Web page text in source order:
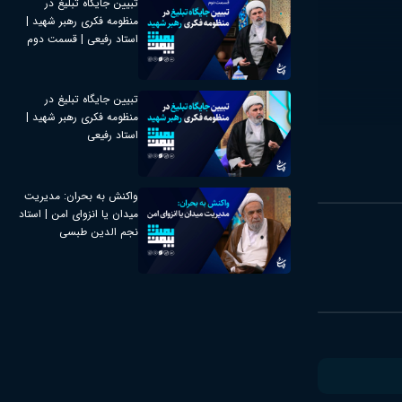
منظومه فکری رهبر شهید |
استاد رفیعی | قسمت دوم
تبیین جایگاه تبلیغ در
منظومه فکری رهبر شهید |
استاد رفیعی
واکنش به بحران: مدیریت
میدان یا انزوای امن | استاد
نجم الدین طبسی